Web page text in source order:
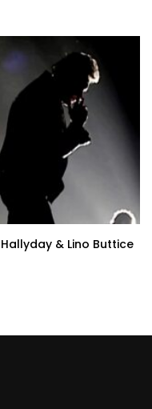
& Lino Buttice